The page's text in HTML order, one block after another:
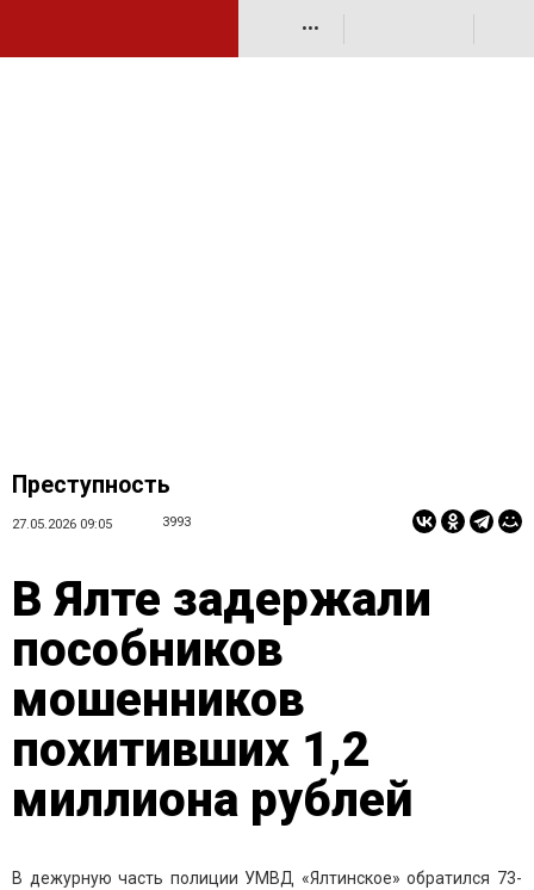
•••
Преступность
27.05.2026 09:05 3993
В Ялте задержали
пособников
мошенников
похитивших 1,2
миллиона рублей
В дежурную часть полиции УМВД «Ялтинское» обратился 73-